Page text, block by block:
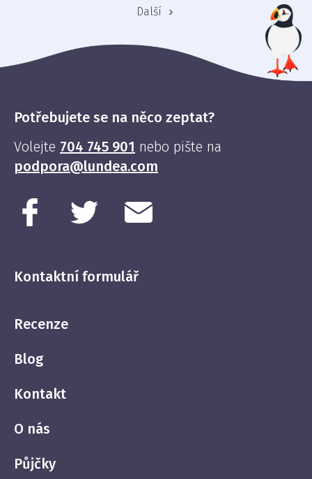
Další
Potřebujete se na něco zeptat?
Volejte 704 745 901 nebo pište na
podpora@lundea.com
Kontaktní formulář
Recenze
Blog
Kontakt
O nás
Půjčky